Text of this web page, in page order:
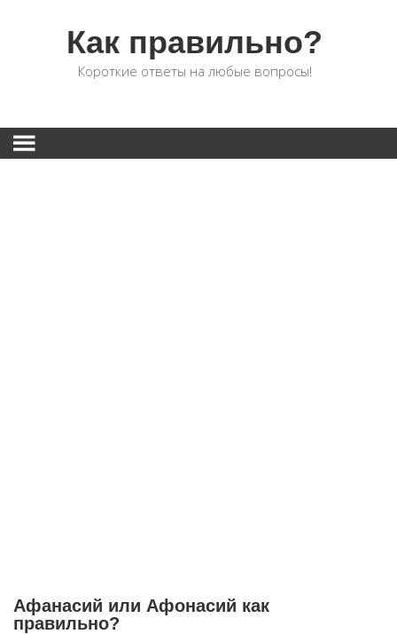
Как правильно?
Короткие ответы на любые вопросы!
Афанасий или Афонасий как
правильно?